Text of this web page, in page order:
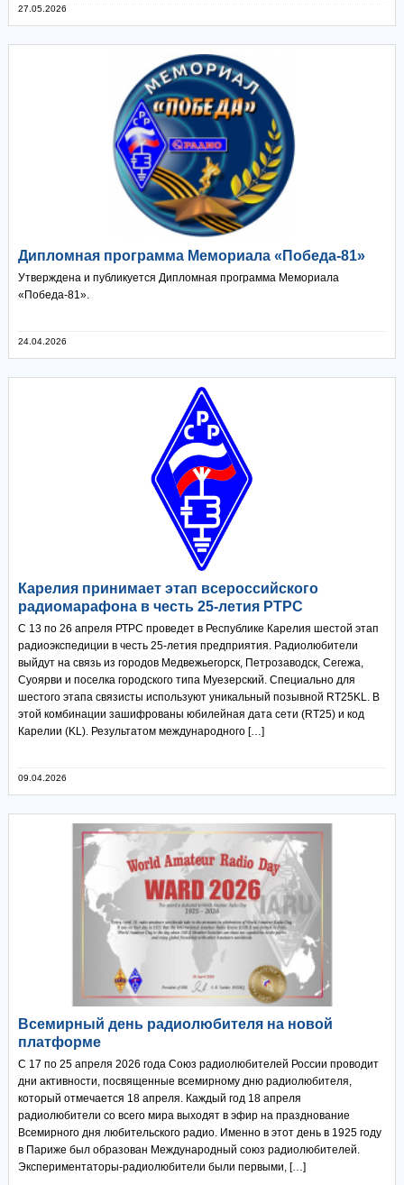
27.05.2026
Дипломная программа Мемориала «Победа-81»
Утверждена и публикуется Дипломная программа Мемориала
«Победа-81».
24.04.2026
Карелия принимает этап всероссийского
радиомарафона в честь 25-летия РТРС
С 13 по 26 апреля РТРС проведет в Республике Карелия шестой этап
радиоэкспедиции в честь 25-летия предприятия. Радиолюбители
выйдут на связь из городов Медвежьегорск, Петрозаводск, Сегежа,
Суоярви и поселка городского типа Муезерский. Специально для
шестого этапа связисты используют уникальный позывной RT25KL. В
этой комбинации зашифрованы юбилейная дата сети (RT25) и код
Карелии (KL). Результатом международного […]
09.04.2026
Всемирный день радиолюбителя на новой
платформе
С 17 по 25 апреля 2026 года Союз радиолюбителей России проводит
дни активности, посвященные всемирному дню радиолюбителя,
который отмечается 18 апреля. Каждый год 18 апреля
радиолюбители со всего мира выходят в эфир на празднование
Всемирного дня любительского радио. Именно в этот день в 1925 году
в Париже был образован Международный союз радиолюбителей.
Экспериментаторы-радиолюбители были первыми, […]